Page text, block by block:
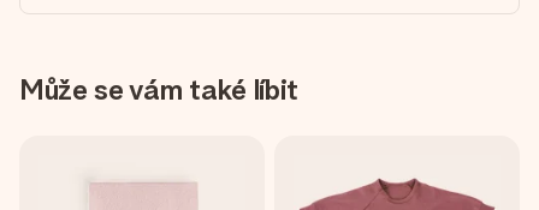
Může se vám také líbit